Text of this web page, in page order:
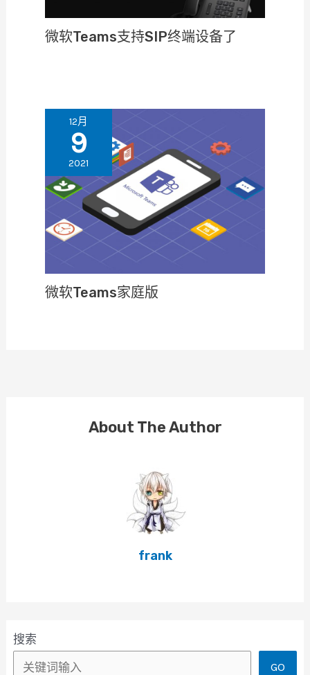
微软Teams支持SIP终端设备了
12月
9
2021
微软Teams家庭版
About The Author
frank
搜索
GO